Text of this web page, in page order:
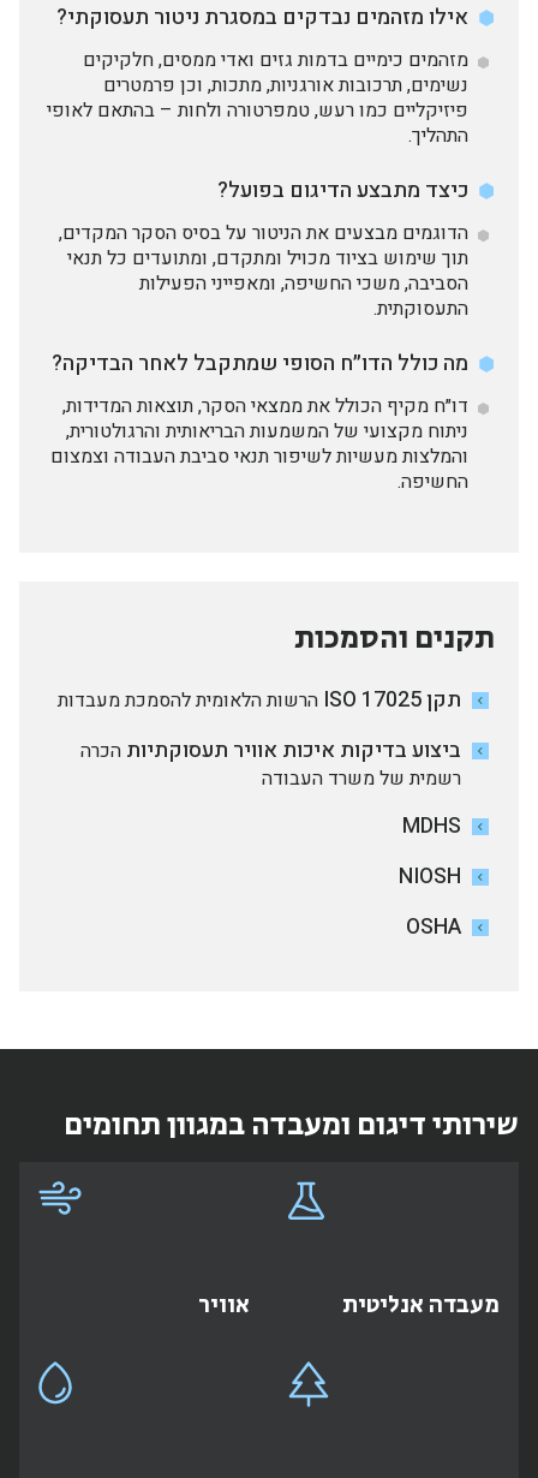
אילו מזהמים נבדקים במסגרת ניטור תעסוקתי?
מזהמים כימיים בדמות גזים ואדי ממסים, חלקיקים
נשימים, תרכובות אורגניות, מתכות, וכן פרמטרים
פיזיקליים כמו רעש, טמפרטורה ולחות – בהתאם לאופי
התהליך.
כיצד מתבצע הדיגום בפועל?
הדוגמים מבצעים את הניטור על בסיס הסקר המקדים,
תוך שימוש בציוד מכויל ומתקדם, ומתועדים כל תנאי
הסביבה, משכי החשיפה, ומאפייני הפעילות
התעסוקתית.
מה כולל הדו״ח הסופי שמתקבל לאחר הבדיקה?
דו״ח מקיף הכולל את ממצאי הסקר, תוצאות המדידות,
ניתוח מקצועי של המשמעות הבריאותית והרגולטורית,
והמלצות מעשיות לשיפור תנאי סביבת העבודה וצמצום
החשיפה.
תקנים והסמכות
תקן ISO 17025 הרשות הלאומית להסמכת מעבדות
ביצוע בדיקות איכות אוויר תעסוקתיות הכרה
רשמית של משרד העבודה
MDHS
NIOSH
OSHA
שירותי דיגום ומעבדה במגוון תחומים
מעבדה אנליטית אוויר